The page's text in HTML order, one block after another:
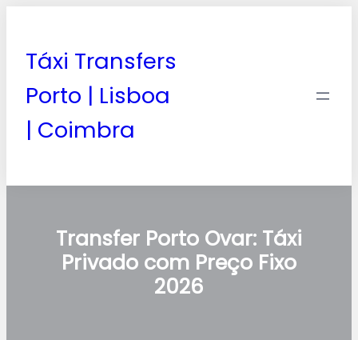
Táxi Transfers
Porto | Lisboa
| Coimbra
Transfer Porto Ovar: Táxi
Privado com Preço Fixo
2026